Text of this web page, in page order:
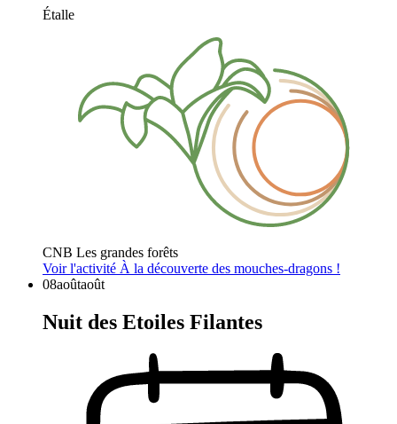
Étalle
CNB Les grandes forêts
Voir l'activité À la découverte des mouches-dragons !
08aoûtaoût
Nuit des Etoiles Filantes